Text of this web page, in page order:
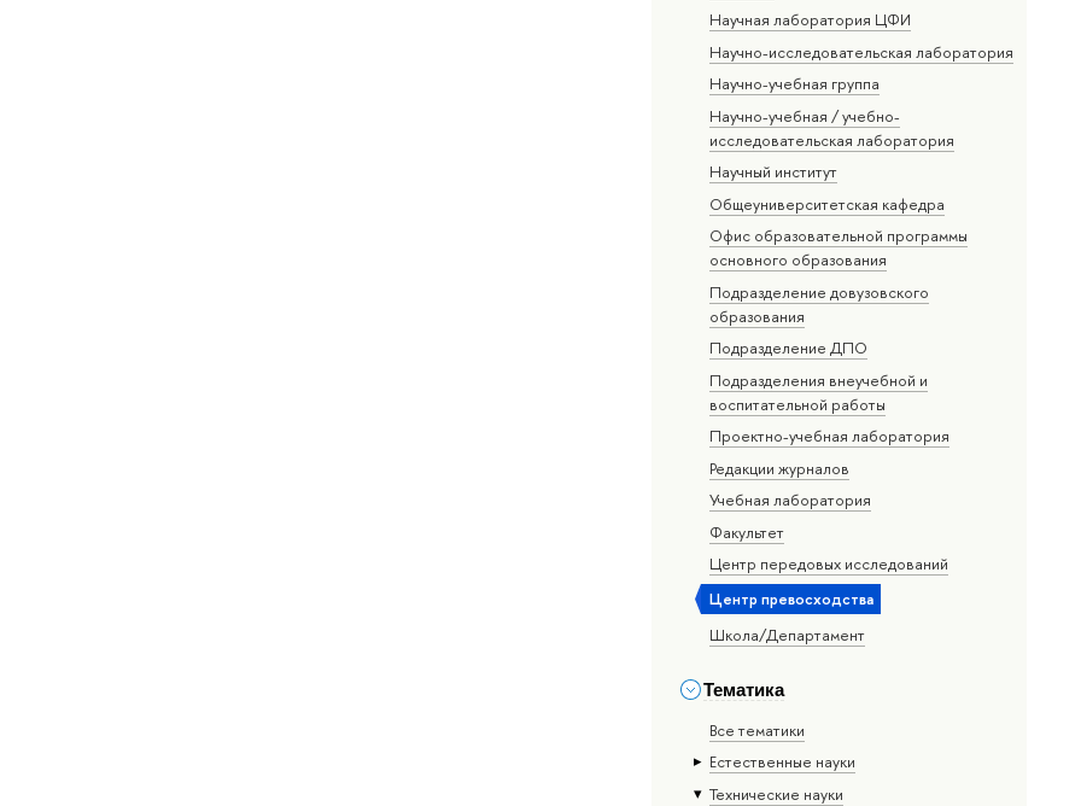
Научная лаборатория ЦФИ
Научно-исследовательская лаборатория
Научно-учебная группа
Научно-учебная / учебно-
исследовательская лаборатория
Научный институт
Общеуниверситетская кафедра
Офис образовательной программы
основного образования
Подразделение довузовского
образования
Подразделение ДПО
Подразделения внеучебной и
воспитательной работы
Проектно-учебная лаборатория
Редакции журналов
Учебная лаборатория
Факультет
Центр передовых исследований
Центр превосходства
Школа/Департамент
Тематика
Все тематики
Естественные науки
Тех­ничес­кие науки